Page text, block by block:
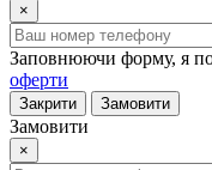
×
Заповнюючи форму, я
оферти
Закрити Замовити
Замовити
×